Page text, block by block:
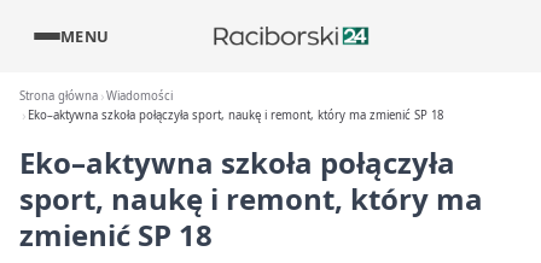
MENU
Strona główna Wiadomości
Eko–aktywna szkoła połączyła sport, naukę i remont, który ma zmienić SP 18
Eko–aktywna szkoła połączyła
sport, naukę i remont, który ma
zmienić SP 18